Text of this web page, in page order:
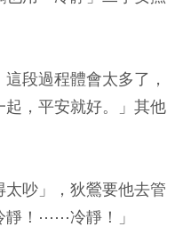
段過程體會太多了，
，平安就好。」其他
吵」，狄鶯要他去管
靜！⋯⋯冷靜！」